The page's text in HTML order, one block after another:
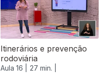
Itinerários e prevenção
rodoviária
Aula 16 |
27 min. |